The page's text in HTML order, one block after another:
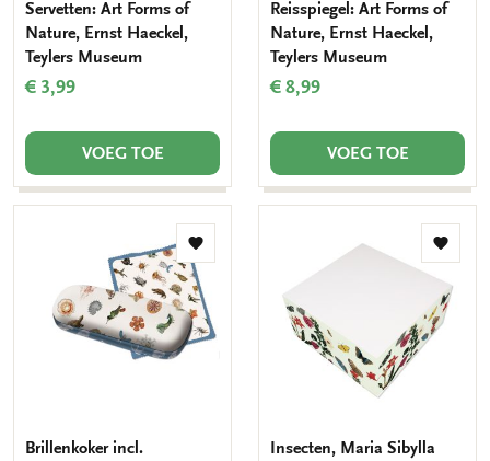
Servetten: Art Forms of
Nature, Ernst Haeckel,
Teylers Museum
€ 3,99
VOEG TOE
Reisspiegel: Art Forms of
Nature, Ernst Haeckel,
Teylers Museum
€ 8,99
VOEG TOE
Toevoegen
aan
verlanglijst
Brillenkoker incl.
Insecten, Maria Sibylla